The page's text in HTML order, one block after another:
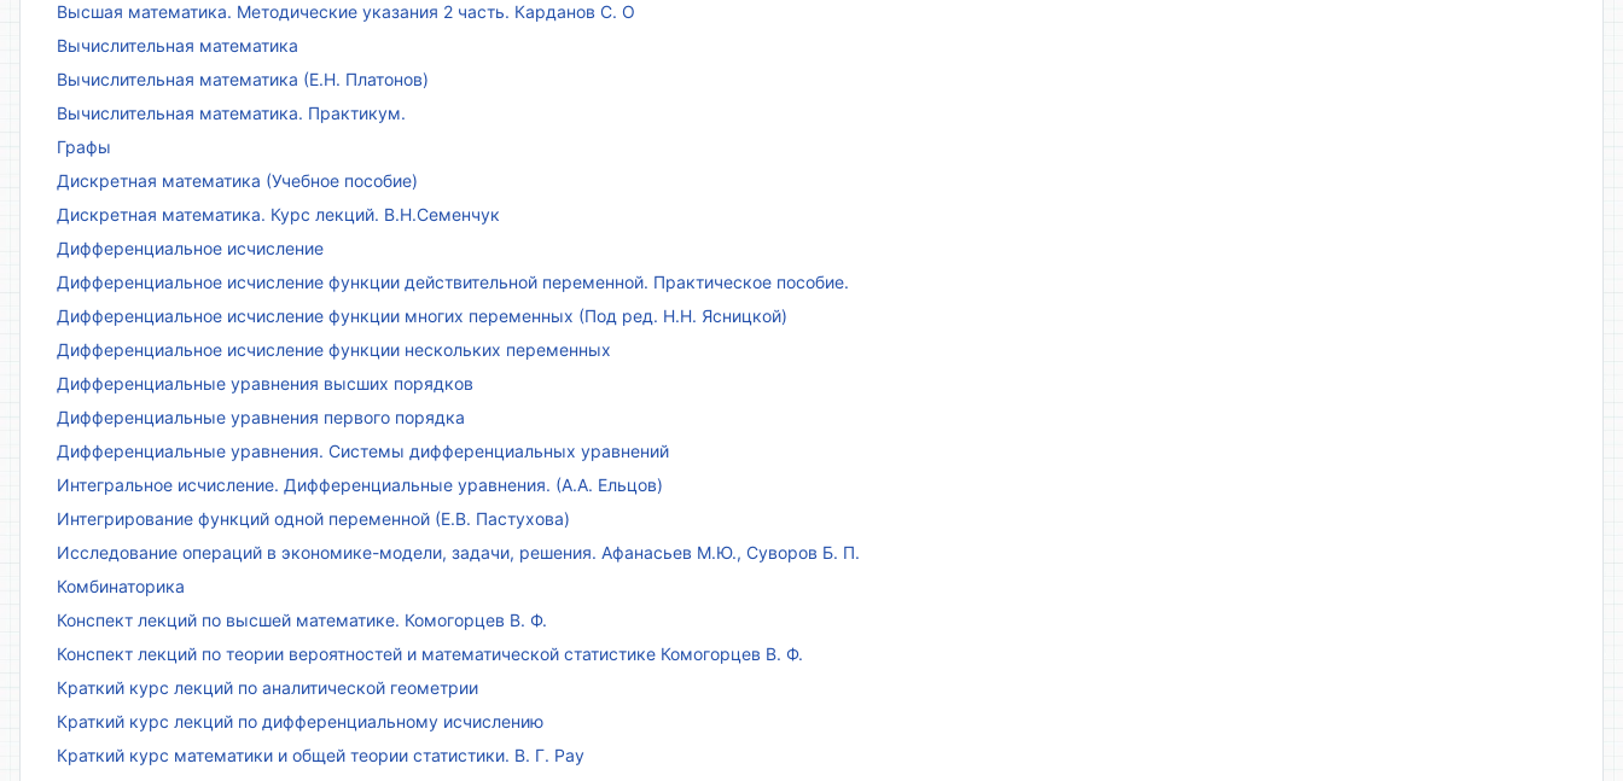
Высшая математика. Методические указания 2 часть. Карданов С. О
Вычислительная математика
Вычислительная математика (Е.Н. Платонов)
Вычислительная математика. Практикум.
Графы
Дискретная математика (Учебное пособие)
Дискретная математика. Курс лекций. В.Н.Семенчук
Дифференциальное исчисление
Дифференциальное исчисление функции действительной переменной. Практическое пособие.
Дифференциальное исчисление функции многих переменных (Под ред. Н.Н. Ясницкой)
Дифференциальное исчисление функции нескольких переменных
Дифференциальные уравнения высших порядков
Дифференциальные уравнения первого порядка
Дифференциальные уравнения. Системы дифференциальных уравнений
Интегральное исчисление. Дифференциальные уравнения. (А.А. Ельцов)
Интегрирование функций одной переменной (Е.В. Пастухова)
Исследование операций в экономике-модели, задачи, решения. Афанасьев М.Ю., Суворов Б. П.
Комбинаторика
Конспект лекций по высшей математике. Комогорцев В. Ф.
Конспект лекций по теории вероятностей и математической статистике Комогорцев В. Ф.
Краткий курс лекций по аналитической геометрии
Краткий курс лекций по дифференциальному исчислению
Краткий курс математики и общей теории статистики. В. Г. Рау